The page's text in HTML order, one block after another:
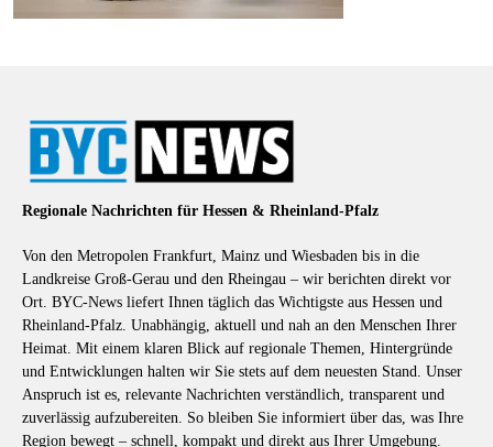
Regionale Nachrichten für Hessen & Rheinland-Pfalz
Von den Metropolen Frankfurt, Mainz und Wiesbaden bis in die
Landkreise Groß-Gerau und den Rheingau – wir berichten direkt vor
Ort. BYC-News liefert Ihnen täglich das Wichtigste aus Hessen und
Rheinland-Pfalz. Unabhängig, aktuell und nah an den Menschen Ihrer
Heimat. Mit einem klaren Blick auf regionale Themen, Hintergründe
und Entwicklungen halten wir Sie stets auf dem neuesten Stand. Unser
Anspruch ist es, relevante Nachrichten verständlich, transparent und
zuverlässig aufzubereiten. So bleiben Sie informiert über das, was Ihre
Region bewegt – schnell, kompakt und direkt aus Ihrer Umgebung.